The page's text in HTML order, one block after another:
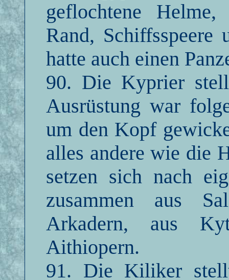
geflochtene
Rand,
hatte auch einen
90. Die Kyprier
Ausrüstung war
um den Kopf
alles andere wie die
setzen sich nach
zusammen aus
Arkadern, aus
Aithiopern.
91. Die Kiliker